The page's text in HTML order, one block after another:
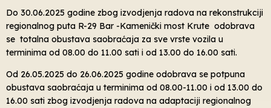
Do 30.06.2025 godine zbog izvodjenja radova na rekonstrukciji
regionalnog puta R-29 Bar -Kamenički most Krute odobrava
se totalna obustava saobraćaja za sve vrste vozila u
terminima od 08.00 do 11.00 sati i od 13.00 do 16.00 sati.
Od 26.05.2025 do 26.06.2025 godine odobrava se potpuna
obustava saobraćaja u terminima od 08.00-11.00 i od 13.00 do
16.00 sati zbog izvodjenja radova na adaptaciji regionalnog